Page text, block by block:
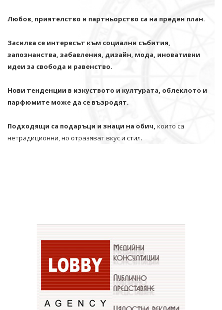
Любов, приятелство и партньорство са на преден план.
Засилва се интересът към социални събития,
запознанства, забавления, дизайн, мода, иновативни
идеи за свобода и равенство.
Нови тенденции в изкуството и културата, облеклото и
парфюмите може да се възродят.
Подходящи са подаръци и знаци на обич, които са
нетрадиционни, но отразяват вкус и стил.